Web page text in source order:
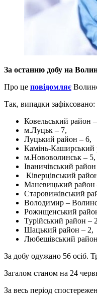
За останню добу на
Про це повідомляє
Так, випадки зафіксовано:
Ковельський район
м.Луцьк – 7,
Луцький район – 6,
Камінь-Каширський
м.Нововолинськ – 5,
Іваничівський
Ківерцівський
Маневицький район
Старовижівський
Володимир –
Рожищенський
Турійський район –
Шацький район – 2,
Любешівський
За добу одужано 56 осіб.
Загалом станом на 24
За весь період